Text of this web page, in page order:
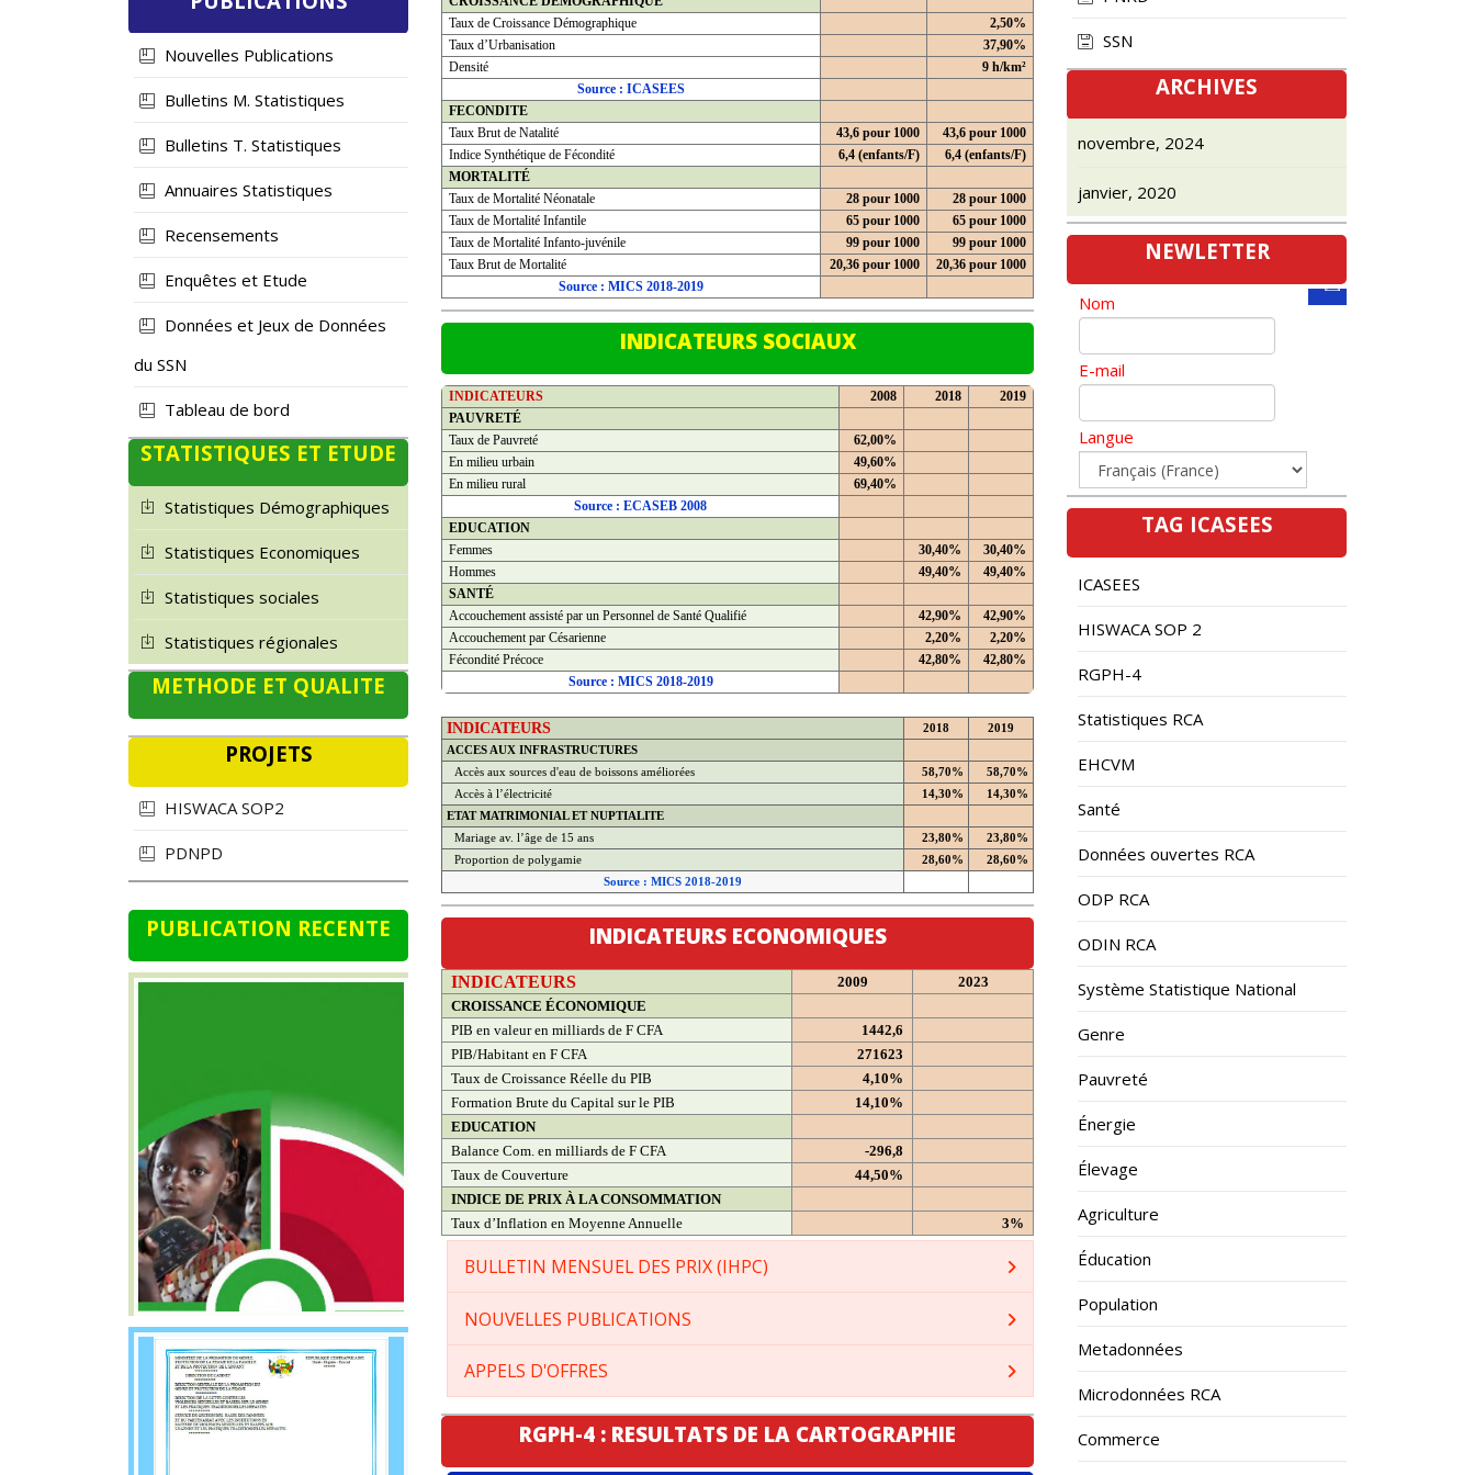
Nouvelles Publications
Bulletins M. Statistiques
Bulletins T. Statistiques
Annuaires Statistiques
Recensements
Enquêtes et Etude
Données et Jeux de Données
du SSN
Tableau de bord
STATISTIQUES ET ETUDE
Statistiques Démographiques
Statistiques Economiques
Statistiques sociales
Statistiques régionales
METHODE ET QUALITE
PROJETS
HISWACA SOP2
PDNPD
PUBLICATION RECENTE
Taux de Croissance Démographique
2,50%
Taux d’Urbanisation
37,90%
Densité
9 h/km²
Source : ICASEES
FECONDITE
Taux Brut de Natalité
43,6 pour 1000
43,6 pour 1000
Indice Synthétique de Fécondité
6,4 (enfants/F)
6,4 (enfants/F)
MORTALITÉ
Taux de Mortalité Néonatale
28 pour 1000
28 pour 1000
Taux de Mortalité Infantile
65 pour 1000
65 pour 1000
Taux de Mortalité Infanto-juvénile
99 pour 1000
99 pour 1000
Taux Brut de Mortalité
20,36 pour 1000
20,36 pour 1000
Source : MICS 2018-2019
INDICATEURS SOCIAUX
INDICATEURS 2008 2018
2019
PAUVRETÉ
Taux de Pauvreté
62,00%
En milieu urbain
49,60%
En milieu rural
69,40%
Source : ECASEB 2008
EDUCATION
Femmes
30,40%
30,40%
Hommes
49,40%
49,40%
SANTÉ
Accouchement assisté par un Personnel de Santé Qualifié
42,90%
42,90%
Accouchement par Césarienne
2,20%
2,20%
Fécondité Précoce
42,80%
42,80%
Source : MICS 2018-2019
INDICATEURS 2018
2019
ACCES AUX INFRASTRUCTURES
Accès aux sources d'eau de boissons améliorées
58,70%
58,70%
Accès à l’électricité
14,30%
14,30%
ETAT MATRIMONIAL ET NUPTIALITE
Mariage av. l’âge de 15 ans
23,80%
23,80%
Proportion de polygamie
28,60%
28,60%
Source : MICS 2018-2019
INDICATEURS ECONOMIQUES
INDICATEURS 2009
2023
CROISSANCE ÉCONOMIQUE
PIB en valeur en milliards de F CFA
1442,6
PIB/Habitant en F CFA
271623
Taux de Croissance Réelle du PIB
4,10%
Formation Brute du Capital sur le PIB
14,10%
EDUCATION
Balance Com. en milliards de F CFA
-296,8
Taux de Couverture
44,50%
INDICE DE PRIX À LA CONSOMMATION
Taux d’Inflation en Moyenne Annuelle
3%
BULLETIN MENSUEL DES PRIX (IHPC)
NOUVELLES PUBLICATIONS
APPELS D'OFFRES
RGPH-4 : RESULTATS DE LA CARTOGRAPHIE
SSN
ARCHIVES
novembre, 2024
janvier, 2020
NEWLETTER
Nom
E-mail
Langue
TAG ICASEES
ICASEES
HISWACA SOP 2
RGPH-4
Statistiques RCA
EHCVM
Santé
Données ouvertes RCA
ODP RCA
ODIN RCA
Système Statistique National
Genre
Pauvreté
Énergie
Élevage
Agriculture
Éducation
Population
Metadonnées
Microdonnées RCA
Commerce